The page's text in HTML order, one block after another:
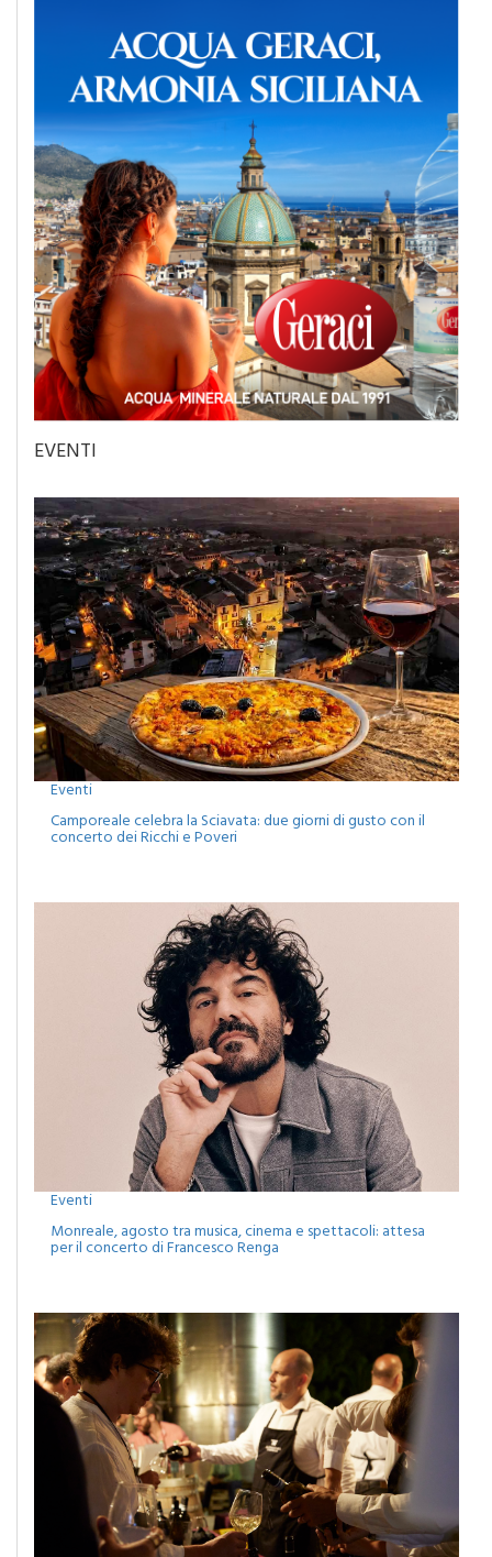
EVENTI
Eventi
Camporeale celebra la Sciavata: due giorni di gusto con il
concerto dei Ricchi e Poveri
Monreale, agosto tra musica, cinema e spettacoli: attesa
per il concerto di Francesco Renga